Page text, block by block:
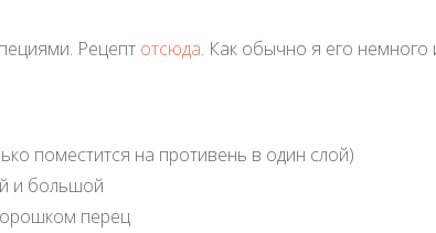
Рецепт отсюда. Как обычно я его немного
поместится на противень в один слой)
и большой
перец